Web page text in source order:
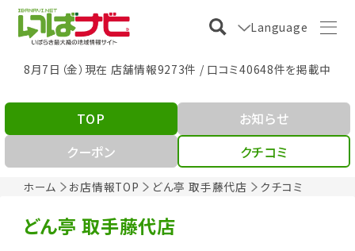
Language
8月7日（金）現在 店舗情報9273件 / 口コミ40648件を掲載中
ホーム お店情報TOP どん亭 取手藤代店 クチコミ
TOP
お知らせ
クーポン
クチコミ
どん亭 取手藤代店